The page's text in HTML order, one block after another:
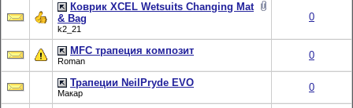
Коврик XCEL Wetsuits Changing Mat
& Bag
k2_21
0
MFC трапеция композит
Roman 0
Трапеции NeilPryde EVO
Макар 0